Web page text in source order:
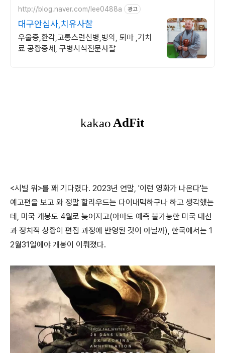
http://blog.naver.com/lee0488a 광고
대구안심사,치유사찰
우울증,환각,고통스런신병,빙의, 퇴마 ,기치
료 공황증세, 구병시식전문사찰
<시빌 워>를 꽤 기다렸다. 2023년 연말, '이런 영화가 나온다'는
예고편을 보고 와 정말 할리우드는 다이내믹하구나 하고 생각했는
데, 미국 개봉도 4월로 늦어지고(아마도 예측 불가능한 미국 대선
과 정치적 상황이 편집 과정에 반영된 것이 아닐까), 한국에서는 1
2월31일에야 개봉이 이뤄졌다.